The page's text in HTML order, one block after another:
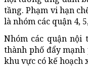
tầng. Phạm vi hạn
là nhóm các quận 4,
Nhóm các quận nội
thành phố đẩy
khu vực có kế hoạch